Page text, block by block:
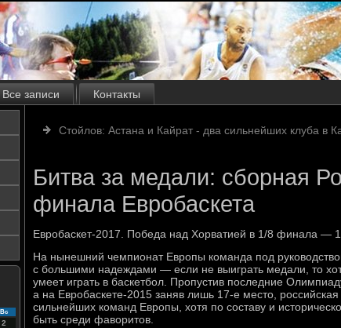
Все записи Контакты
Вс
2
Стойлов: Астана и Кайрат - два сильнейших клуба в
Битва за медали: сборная
финала Евробаскета
Евробаскет-2017. Победа над Хорватией в 1/8 финала —
На нынешний чемпионат Европы команда под
с большими надеждами — если не выиграть медали, то
умеет играть в баскетбол. Пропустив последние
а на Евробаскете-2015 заняв лишь 17-е место,
сильнейших команд Европы, хотя по составу и
быть среди фаворитов.